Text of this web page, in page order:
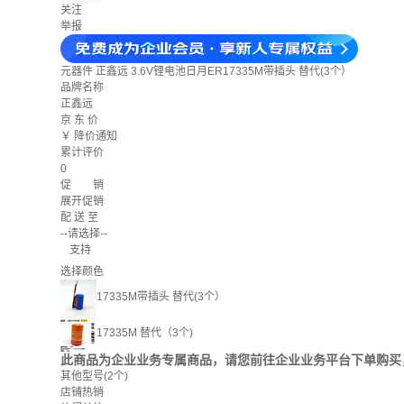
关注
举报
元器件 正鑫远 3.6V锂电池日月ER17335M带插头 替代(3个）
品牌名称
正鑫远
京 东 价
￥ 降价通知
累计评价
0
促 销
展开促销
配 送 至
--请选择--
支持
选择颜色
17335M带插头 替代(3个）
17335M 替代（3个)
此商品为企业业务专属商品，请您前往企业业务平台下单购
其他型号(2个)
店铺热销